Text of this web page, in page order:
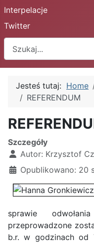
Interpelacje
Twitter
Jesteś tutaj: Home
REFERENDUM
Szczegóły
Autor: Krzysztof
Opublikowano: 20
sprawie
przeprowadzone
b.r. w godzinach od